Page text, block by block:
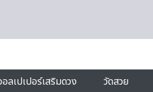
อลเปเปอร์เสริมดวง วัดสวย